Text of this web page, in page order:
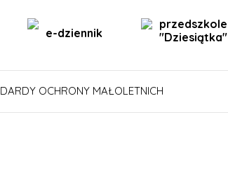
e-dziennik
przedszkole
"Dziesiątka"
OCHRONY MAŁOLETNICH